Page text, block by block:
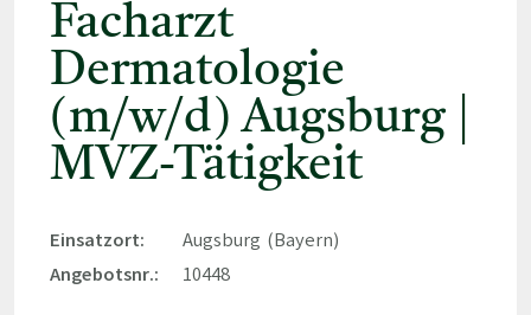
Facharzt
Dermatologie
(m/w/d) Augsburg |
MVZ-Tätigkeit
Einsatzort:
Augsburg (Bayern)
Angebotsnr.:
10448